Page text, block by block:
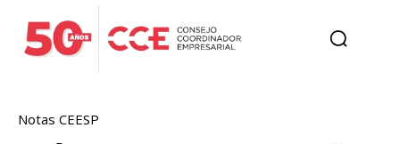
Notas CEESP